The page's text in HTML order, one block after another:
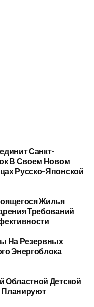
Санкт-
В Своем Новом
Русско-Японской
Жилья
Требований
На Резервных
Энергоблока
Областной Детской
Планируют